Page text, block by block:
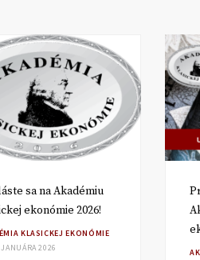
sa na Akadémiu
ekonómie 2026!
KLASICKEJ EKONÓMIE
2026